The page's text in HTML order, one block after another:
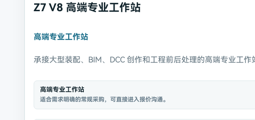
Z7 V8 高端专业工作站
高端专业工作站
承接大型装配、BIM、DCC 创作和工程前后处理的高端专业工作
高端专业工作站
适合需求明确的常规采购，可直接进入报价沟通。